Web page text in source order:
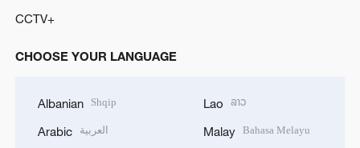
CCTV+
CHOOSE YOUR LANGUAGE
Albanian Shqip
Arabic العربية
Lao ລາວ
Malay Bahasa Melayu